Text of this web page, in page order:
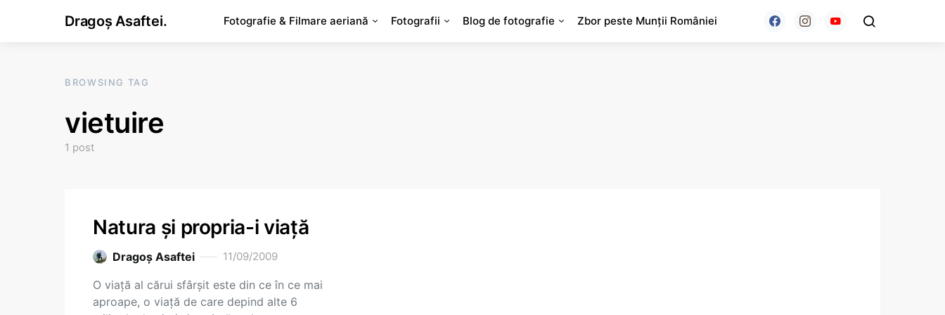
Dragoș Asaftei. Fotografie & Filmare aeriană Fotografii Blog de fotografie Zbor peste Munții României
BROWSING TAG
vietuire
1 post
Natura şi propria-i viaţă
Dragoş Asaftei 11/09/2009
O viaţă al cărui sfârşit este din ce în ce mai
aproape, o viaţă de care depind alte 6